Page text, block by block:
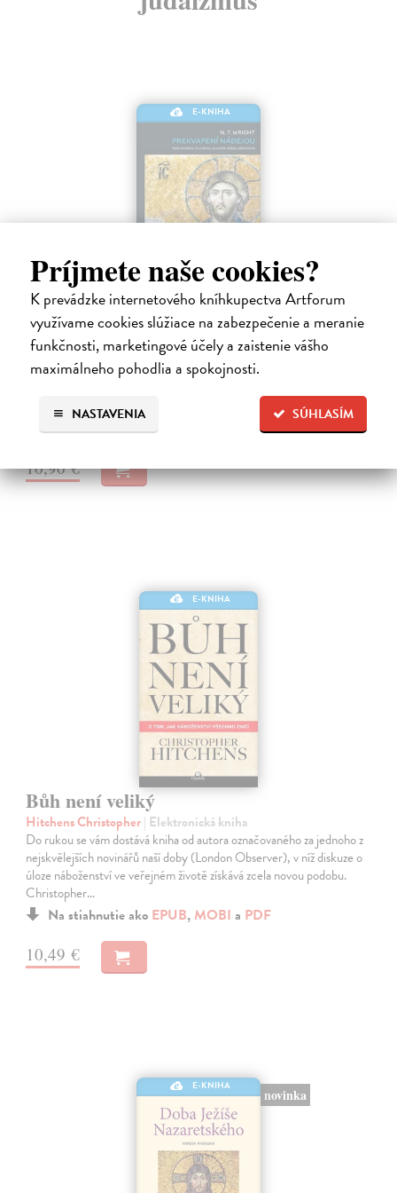
Príjmete naše cookies?
K prevádzke internetového kníhkupectva Artforum
využívame cookies slúžiace na zabezpečenie a meranie
funkčnosti, marketingové účely a zaistenie vášho
maximálneho pohodlia a spokojnosti.
SÚHLASÍM
NASTAVENIA
E-KNIHA
Prekvapení nádejou
Wright N.T.
| Elektronická kniha
Mnohí ľudia takmer zabudli, čo vzkriesenie naozaj znamená a zamenili
túto konečnú a pevnú nádej za vágne a hmlisté predstavy o
konečná nádej…
Na stiahnutie akoEPUB PDF
10,90 €
E-KNIHA
Bůh není veliký
Hitchens Christopher| Elektronická kniha
Do rukou se vám dostává kniha od autora označovaného za jednoho z
nejskvělejších novinářů naší doby (London Observer), v níž diskuze o
úloze náboženství ve veřejném životě získává zcela novou podobu.
Christopher…
Na stiahnutie ako EPUB, MOBI a PDF
10,49 €
E-KNIHA
novinka